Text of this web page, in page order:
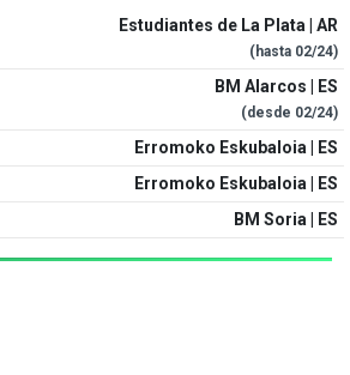
Estudiantes de La Plata | AR
(hasta 02/24)
BM Alarcos | ES
(desde 02/24)
Erromoko Eskubaloia | ES
Erromoko Eskubaloia | ES
BM Soria | ES